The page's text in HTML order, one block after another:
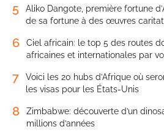
5
Aliko Dangote, première fortune
de sa fortune à des œuvres
6
Ciel africain: le top 5 des routes
africaines et internationales par
7
Voici les 20 hubs d’Afrique où
les visas pour les États-Unis
8
Zimbabwe: découverte d’un
millions d’années